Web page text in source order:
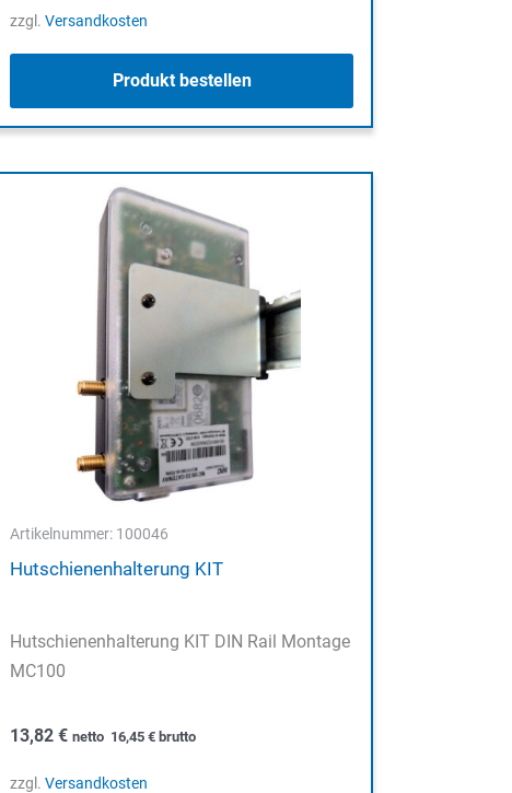
zzgl.Versandkosten
Produkt bestellen
Artikelnummer: 100046
Hutschienenhalterung KIT
Hutschienenhalterung KIT DIN Rail Montage
MC100
13,82€ netto 16,45€ brutto
zzgl.Versandkosten